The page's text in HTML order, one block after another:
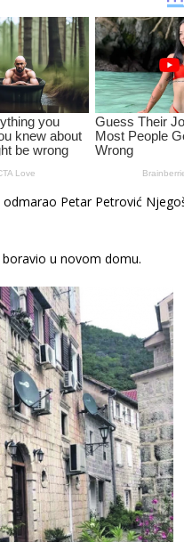
Petar Petrović
u novom domu.